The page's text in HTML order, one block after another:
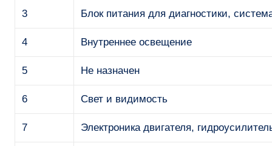
3 Блок питания для диагностики,
4 Внутреннее освещение
5 Не назначен
6 Свет и видимость
7 Электроника двигателя,